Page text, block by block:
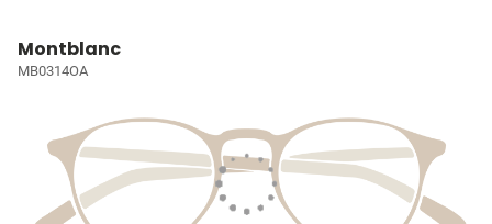
Montblanc
MB0314OA